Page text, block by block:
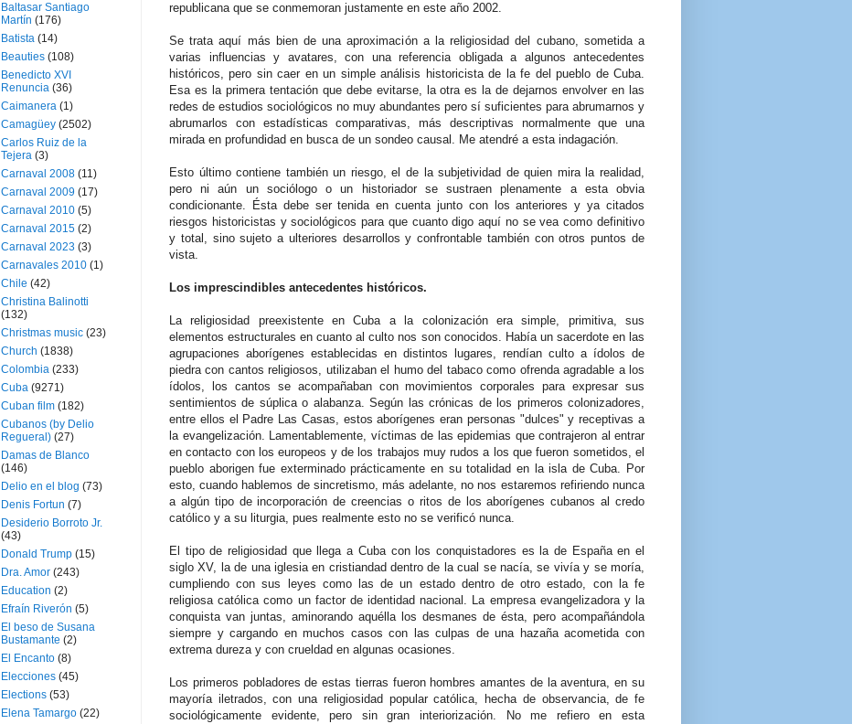
republicana que se conmemoran justamente en este año 2002.
Se trata aquí más bien de una aproximación a la religiosidad del cubano, sometida a
varias influencias y avatares, con una referencia obligada a algunos antecedentes
históricos, pero sin caer en un simple análisis historicista de la fe del pueblo de Cuba.
Esa es la primera tentación que debe evitarse, la otra es la de dejarnos envolver en las
redes de estudios sociológicos no muy abundantes pero sí suficientes para abrumarnos y
abrumarlos con estadísticas comparativas, más descriptivas normalmente que una
mirada en profundidad en busca de un sondeo causal. Me atendré a esta indagación.
Esto último contiene también un riesgo, el de la subjetividad de quien mira la realidad,
pero ni aún un sociólogo o un historiador se sustraen plenamente a esta obvia
condicionante. Ésta debe ser tenida en cuenta junto con los anteriores y ya citados
riesgos historicistas y sociológicos para que cuanto digo aquí no se vea como definitivo
y total, sino sujeto a ulteriores desarrollos y confrontable también con otros puntos de
vista.
Los imprescindibles antecedentes históricos.
La religiosidad preexistente en Cuba a la colonización era simple, primitiva, sus
elementos estructurales en cuanto al culto nos son conocidos. Había un sacerdote en las
agrupaciones aborígenes establecidas en distintos lugares, rendían culto a ídolos de
piedra con cantos religiosos, utilizaban el humo del tabaco como ofrenda agradable a los
ídolos, los cantos se acompañaban con movimientos corporales para expresar sus
sentimientos de súplica o alabanza. Según las crónicas de los primeros colonizadores,
entre ellos el Padre Las Casas, estos aborígenes eran personas "dulces" y receptivas a
la evangelización. Lamentablemente, víctimas de las epidemias que contrajeron al entrar
en contacto con los europeos y de los trabajos muy rudos a los que fueron sometidos, el
pueblo aborigen fue exterminado prácticamente en su totalidad en la isla de Cuba. Por
esto, cuando hablemos de sincretismo, más adelante, no nos estaremos refiriendo nunca
a algún tipo de incorporación de creencias o ritos de los aborígenes cubanos al credo
católico y a su liturgia, pues realmente esto no se verificó nunca.
El tipo de religiosidad que llega a Cuba con los conquistadores es la de España en el
siglo XV, la de una iglesia en cristiandad dentro de la cual se nacía, se vivía y se moría,
cumpliendo con sus leyes como las de un estado dentro de otro estado, con la fe
religiosa católica como un factor de identidad nacional. La empresa evangelizadora y la
conquista van juntas, aminorando aquélla los desmanes de ésta, pero acompañándola
siempre y cargando en muchos casos con las culpas de una hazaña acometida con
extrema dureza y con crueldad en algunas ocasiones.
Los primeros pobladores de estas tierras fueron hombres amantes de la aventura, en su
mayoría iletrados, con una religiosidad popular católica, hecha de observancia, de fe
sociológicamente evidente, pero sin gran interiorización. No me refiero en esta
Baltasar Santiago
Martín (176)
Batista (14)
Beauties (108)
Benedicto XVI
Renuncia (36)
Caimanera (1)
Camagüey (2502)
Carlos Ruiz de la
Tejera (3)
Carnaval 2008 (11)
Carnaval 2009 (17)
Carnaval 2010 (5)
Carnaval 2015 (2)
Carnaval 2023 (3)
Carnavales 2010 (1)
Chile (42)
Christina Balinotti
(132)
Christmas music (23)
Church (1838)
Colombia (233)
Cuba (9271)
Cuban film (182)
Cubanos (by Delio
Regueral) (27)
Damas de Blanco
(146)
Delio en el blog (73)
Denis Fortun (7)
Desiderio Borroto Jr.
(43)
Donald Trump (15)
Dra. Amor (243)
Education (2)
Efraín Riverón (5)
El beso de Susana
Bustamante (2)
El Encanto (8)
Elecciones (45)
Elections (53)
Elena Tamargo (22)